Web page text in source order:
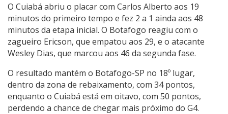
O Cuiabá abriu o placar com Carlos Alberto aos 19
minutos do primeiro tempo e fez 2 a 1 ainda aos 48
minutos da etapa inicial. O Botafogo reagiu com o
zagueiro Ericson, que empatou aos 29, e o atacante
Wesley Dias, que marcou aos 46 da segunda fase.
O resultado mantém o Botafogo-SP no 18º lugar,
dentro da zona de rebaixamento, com 34 pontos,
enquanto o Cuiabá está em oitavo, com 50 pontos,
perdendo a chance de chegar mais próximo do G4.